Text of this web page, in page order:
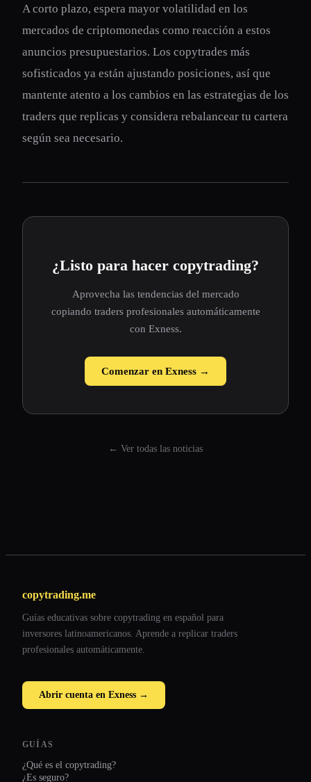
A corto plazo, espera mayor volatilidad en los
mercados de criptomonedas como reacción a estos
anuncios presupuestarios. Los copytrades más
sofisticados ya están ajustando posiciones, así que
mantente atento a los cambios en las estrategias de los
traders que replicas y considera rebalancear tu cartera
según sea necesario.
¿Listo para hacer copytrading?
Aprovecha las tendencias del mercado
copiando traders profesionales automáticamente
con Exness.
Comenzar en Exness →
← Ver todas las noticias
copytrading.me
Guías educativas sobre copytrading en español para
inversores latinoamericanos. Aprende a replicar traders
profesionales automáticamente.
Abrir cuenta en Exness →
GUÍAS
¿Qué es el copytrading?
¿Es seguro?